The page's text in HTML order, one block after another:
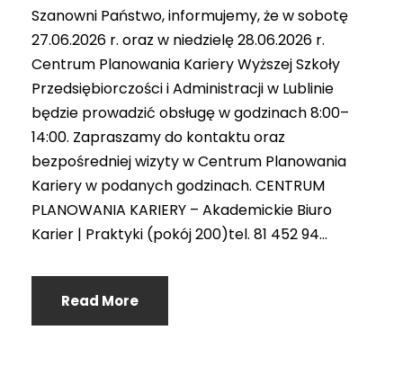
Szanowni Państwo, informujemy, że w sobotę
27.06.2026 r. oraz w niedzielę 28.06.2026 r.
Centrum Planowania Kariery Wyższej Szkoły
Przedsiębiorczości i Administracji w Lublinie
będzie prowadzić obsługę w godzinach 8:00–
14:00. Zapraszamy do kontaktu oraz
bezpośredniej wizyty w Centrum Planowania
Kariery w podanych godzinach. CENTRUM
PLANOWANIA KARIERY – Akademickie Biuro
Karier | Praktyki (pokój 200)tel. 81 452 94...
Read More